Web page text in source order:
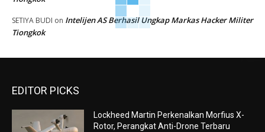
SETIYA BUDI on Intelijen AS Berhasil Ungkap Markas Hacker Militer
Tiongkok
EDITOR PICKS
Lockheed Martin Perkenalkan Morfius X-
Rotor, Perangkat Anti-Drone Terbaru